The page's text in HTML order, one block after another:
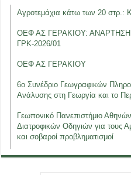
Αγροτεμάχια κάτω των 20 στρ.:
ΟΕΦ ΑΣ ΓΕΡΑΚΙΟΥ:
ΓΡΚ-2026/01
ΟΕΦ ΑΣ ΓΕΡΑΚΙΟΥ
6ο Συνέδριο Γεωγραφικών
Ανάλυσης στη Γεωργία και το
Γεωπονικό Πανεπιστήμιο
Διατροφικών Οδηγιών για τους
και σοβαροί προβληματισμοί